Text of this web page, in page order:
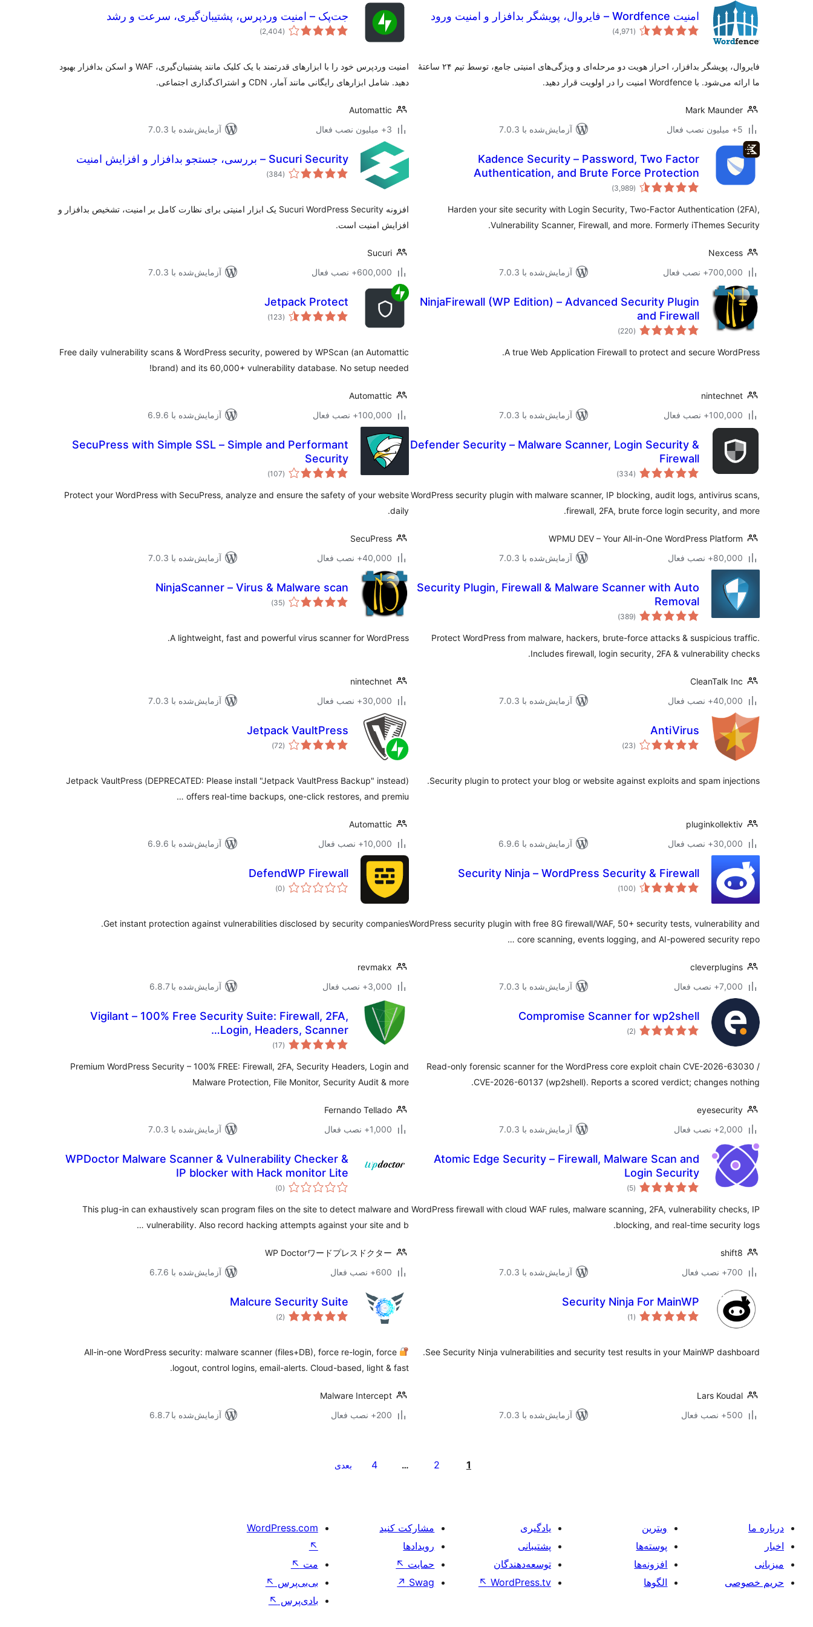
امنیت Wordfence – فایروال، پویشگر بدافزار و امنیت ورود
(4,971
مجموع
امتیازها
)
فایروال، پویشگر بدافزار، احراز هویت دو مرحله‌ای و ویژگی‌های امنیتی جامع، توسط تیم ۲۴ ساعتۀ
ما ارائه می‌شود. با Wordfence امنیت را در اولویت قرار دهید.
Mark Maunder
5+ میلیون نصب فعال
آزمایش‌شده با 7.0.3
جت‌پک – امنیت وردپرس، پشتیبان‌گیری، سرعت و رشد
(2,404
مجموع
امتیازها)
امنیت وردپرس خود را با ابزارهای قدرتمند با یک کلیک مانند پشتیبان‌گیری، WAF و اسکن بدافزار بهبود
دهید. شامل ابزارهای رایگانی مانند آمار، CDN و اشتراک‌گذاری اجتماعی.
Automattic
3+ میلیون نصب فعال
آزمایش‌شده با 7.0.3
Kadence Security – Password, Two Factor
Authentication, and Brute Force Protection
(3,989
مجموع
امتیازها)
Harden your site security with Login Security, Two-Factor Authentication (2FA),
Vulnerability Scanner, Firewall, and more. Formerly iThemes Security.
Nexcess
700,000+ نصب فعال
آزمایش‌شده با 7.0.3
Sucuri Security – بررسی، جستجو بدافزار و افزایش امنیت
(384
مجموع
امتیازها)
افزونه Sucuri WordPress Security یک ابزار امنیتی برای نظارت کامل بر امنیت، تشخیص بدافزار و
افزایش امنیت است.
Sucuri
600,000+ نصب فعال
آزمایش‌شده با 7.0.3
NinjaFirewall (WP Edition) – Advanced Security Plugin
and Firewall
(220
مجموع
امتیازها)
A true Web Application Firewall to protect and secure WordPress.
nintechnet
100,000+ نصب فعال
آزمایش‌شده با 7.0.3
Jetpack Protect
(123
مجموع
امتیازها)
Free daily vulnerability scans & WordPress security, powered by WPScan (an Automattic
brand) and its 60,000+ vulnerability database. No setup needed!
Automattic
100,000+ نصب فعال
آزمایش‌شده با 6.9.6
Defender Security – Malware Scanner, Login Security &
Firewall
(334
مجموع
امتیازها)
WordPress security plugin with malware scanner, IP blocking, audit logs, antivirus scans,
firewall, 2FA, brute force login security, and more.
WPMU DEV – Your All-in-One WordPress Platform
80,000+ نصب فعال
آزمایش‌شده با 7.0.3
SecuPress with Simple SSL – Simple and Performant
Security
(107
مجموع
امتیازها)
Protect your WordPress with SecuPress, analyze and ensure the safety of your website
daily.
SecuPress
40,000+ نصب فعال
آزمایش‌شده با 7.0.3
Security Plugin, Firewall & Malware Scanner with Auto
Removal
(389
مجموع
امتیازها)
Protect WordPress from malware, hackers, brute-force attacks & suspicious traffic.
Includes firewall, login security, 2FA & vulnerability checks.
CleanTalk Inc
40,000+ نصب فعال
آزمایش‌شده با 7.0.3
NinjaScanner – Virus & Malware scan
(35
مجموع
امتیازها)
A lightweight, fast and powerful virus scanner for WordPress.
nintechnet
30,000+ نصب فعال
آزمایش‌شده با 7.0.3
AntiVirus
(23
مجموع
امتیازها)
Security plugin to protect your blog or website against exploits and spam injections.
pluginkollektiv
30,000+ نصب فعال
آزمایش‌شده با 6.9.6
Jetpack VaultPress
(72
مجموع
امتیازها)
(DEPRECATED: Please install "Jetpack VaultPress Backup" instead) Jetpack VaultPress
offers real-time backups, one-click restores, and premiu …
Automattic
10,000+ نصب فعال
آزمایش‌شده با 6.9.6
Security Ninja – WordPress Security & Firewall
(100
مجموع
امتیازها)
WordPress security plugin with free 8G firewall/WAF, 50+ security tests, vulnerability and
core scanning, events logging, and AI-powered security repo …
cleverplugins
7,000+ نصب فعال
آزمایش‌شده با 7.0.3
DefendWP Firewall
(0 مجموع
امتیازها
)
Get instant protection against vulnerabilities disclosed by security companies.
revmakx
3,000+ نصب فعال
آزمایش‌شده با 6.8.7
Compromise Scanner for wp2shell
(2 مجموع
امتیازها)
Read-only forensic scanner for the WordPress core exploit chain CVE-2026-63030 /
CVE-2026-60137 (wp2shell). Reports a scored verdict; changes nothing.
eyesecurity
2,000+ نصب فعال
آزمایش‌شده با 7.0.3
Vigilant – 100% Free Security Suite: Firewall, 2FA,
Login, Headers, Scanner…
(17
مجموع
امتیازها)
Premium WordPress Security – 100% FREE: Firewall, 2FA, Security Headers, Login and
Malware Protection, File Monitor, Security Audit & more
Fernando Tellado
1,000+ نصب فعال
آزمایش‌شده با 7.0.3
Atomic Edge Security – Firewall, Malware Scan and
Login Security
(5 مجموع
امتیازها)
WordPress firewall with cloud WAF rules, malware scanning, 2FA, vulnerability checks, IP
blocking, and real-time security logs.
shift8
700+ نصب فعال
آزمایش‌شده با 7.0.3
WPDoctor Malware Scanner & Vulnerability Checker &
IP blocker with Hack monitor Lite
(0 مجموع
امتیازها
)
This plug-in can exhaustively scan program files on the site to detect malware and
vulnerability. Also record hacking attempts against your site and b …
WP Doctorワードプレスドクター
600+ نصب فعال
آزمایش‌شده با 6.7.6
Security Ninja For MainWP
(1 مجموع
امتیازها)
See Security Ninja vulnerabilities and security test results in your MainWP dashboard.
Lars Koudal
500+ نصب فعال
آزمایش‌شده با 7.0.3
Malcure Security Suite
(2 مجموع
امتیازها)
All-in-one WordPress security: malware scanner (files+DB), force re-login, force
logout, control logins, email-alerts. Cloud-based, light & fast.
Malware Intercept
200+ نصب فعال
آزمایش‌شده با 6.8.7
1
2
…
4 بعدی
درباره ما
اخبار
میزبانی
حریم خصوصی
ویترین
پوسته‌ها
افزونه‌ها
الگوها
یادگیری
پشتیبانی
توسعه‌دهندگان
WordPress.tv
↖
مشارکت کنید
رویدادها
حمایت ↖
Swag
↗
WordPress.com
↖
مت ↖
بی‌بی‌پرس ↖
بادی‌پرس ↖